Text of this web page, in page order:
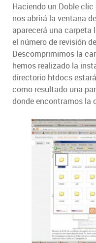
Haciendo un Doble
nos abrirá la ventana
aparecerá una carpeta
el número de revisión
Descomprimimos la
hemos realizado la
directorio htdocs
como resultado una
donde encontramos la